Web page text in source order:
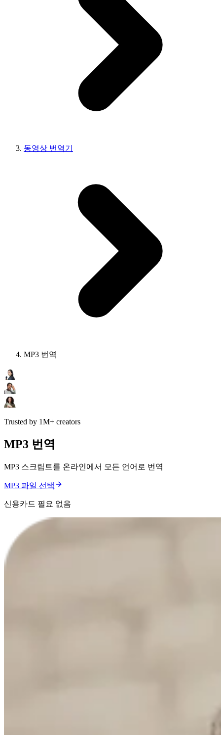
동영상 번역기
MP3 번역
Trusted by 1M+ creators
MP3 번역
MP3 스크립트를 온라인에서 모든 언어로 번역
MP3 파일 선택
신용카드 필요 없음